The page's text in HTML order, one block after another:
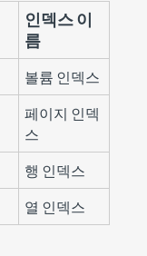
인덱스이
름
볼륨 인덱스
페이지 인덱
스
행 인덱스
열 인덱스